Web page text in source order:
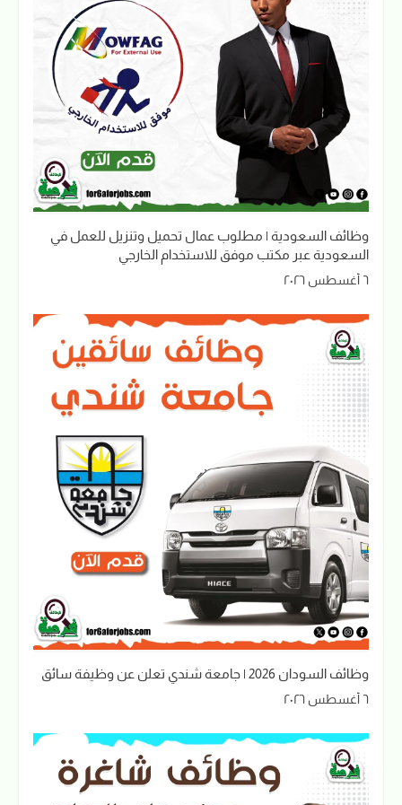
وظائف السعودية | مطلوب عمال تحميل وتنزيل للعمل في
السعودية عبر مكتب موفق للاستخدام الخارجي
٦ أغسطس ٢٠٢٦
وظائف السودان 2026 | جامعة شندي تعلن عن وظيفة سائق
٦ أغسطس ٢٠٢٦